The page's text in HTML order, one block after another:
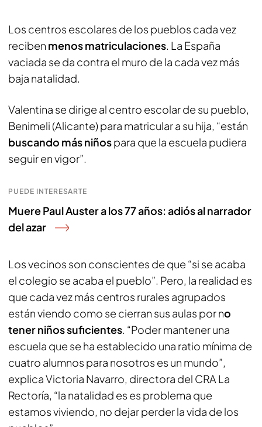
Los centros escolares de los pueblos cada vez
reciben menos matriculaciones. La España
vaciada se da contra el muro de la cada vez más
baja natalidad.
Valentina se dirige al centro escolar de su pueblo,
Benimeli (Alicante) para matricular a su hija, “están
buscando más niñospara que la escuela pudiera
seguir en vigor”.
PUEDE INTERESARTE
Muere Paul Auster a los 77 años: adiós al narrador
del azar
Los vecinos son conscientes de que “si se acaba
el colegio se acaba el pueblo”. Pero, la realidad es
que cada vez más centros rurales agrupados
están viendo como se cierran sus aulas por no
tener niños suficientes. “Poder mantener una
escuela que se ha establecido una ratio mínima de
cuatro alumnos para nosotros es un mundo”,
explica Victoria Navarro, directora del CRA La
Rectoría, “la natalidad es es problema que
estamos viviendo, no dejar perder la vida de los